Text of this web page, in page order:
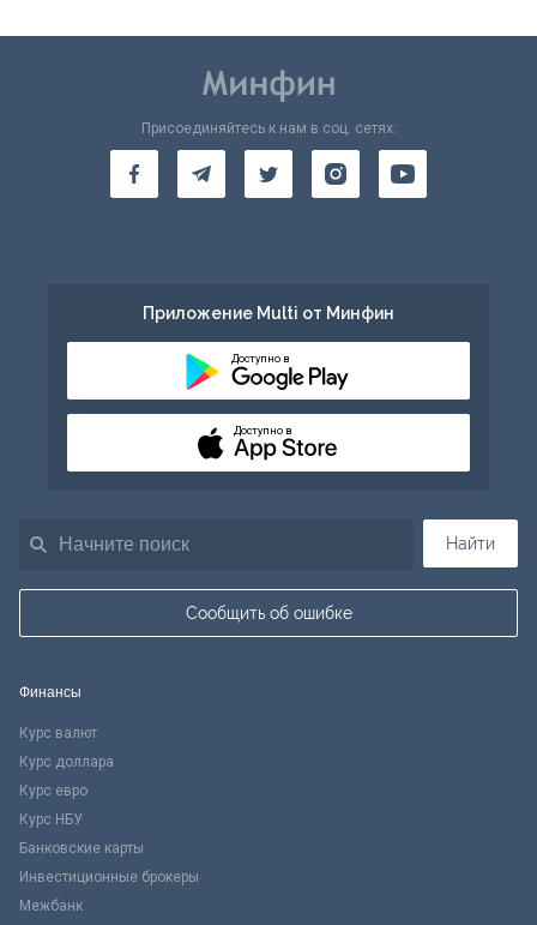
Найти
Сообщить об ошибке
Присоединяйтесь к нам в соц. сетях:
Приложение Multi от Минфин
Доступно в
Доступно в
Финансы
Курс валют
Курс доллара
Курс евро
Курс НБУ
Банковские карты
Инвестиционные брокеры
Межбанк